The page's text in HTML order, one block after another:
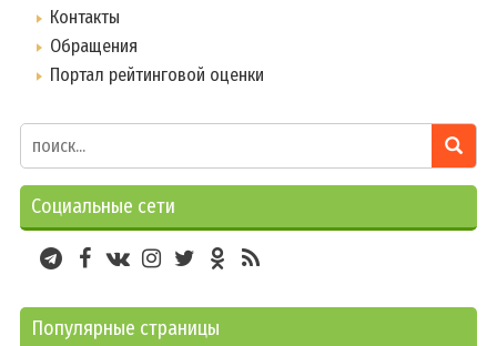
Контакты
Обращения
Портал рейтинговой оценки
Социальные сети
Популярные страницы